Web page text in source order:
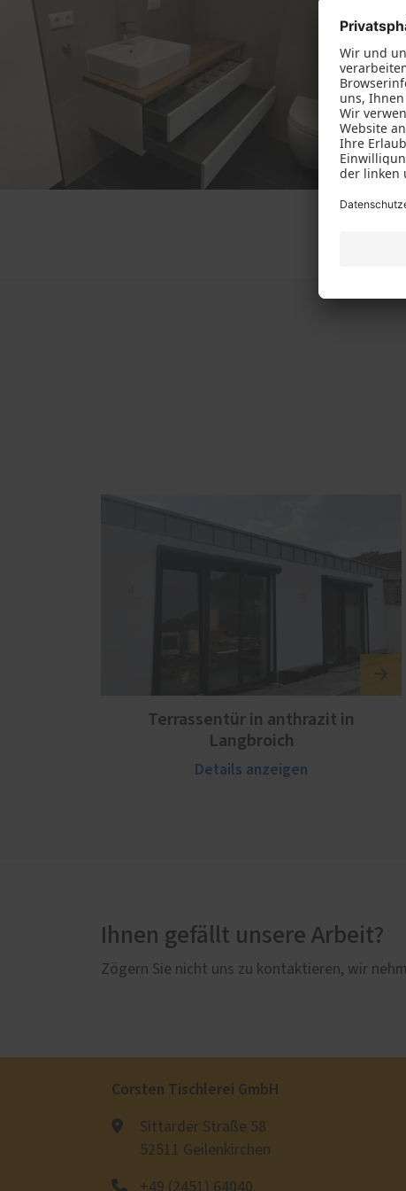
Terrassentür in anthrazit in
Langbroich
Details anzeigen
Ihnen gefällt unsere Arbeit?
Zögern Sie nicht uns zu kontaktieren, wir
Corsten Tischlerei GmbH
Sittarder Straße 58
52511 Geilenkirchen
+49 (2451) 64040